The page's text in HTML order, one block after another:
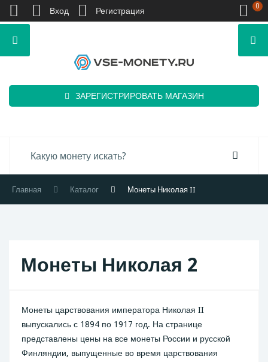
ЗАРЕГИСТРИРОВАТЬ МАГАЗИН
Главная Каталог Монеты Николая II
Монеты Николая 2
Монеты царствования императора Николая II
выпускались с 1894 по 1917 год. На странице
представлены цены на все монеты России и русской
Финляндии, выпущенные во время царствования
Вход Регистрация 0